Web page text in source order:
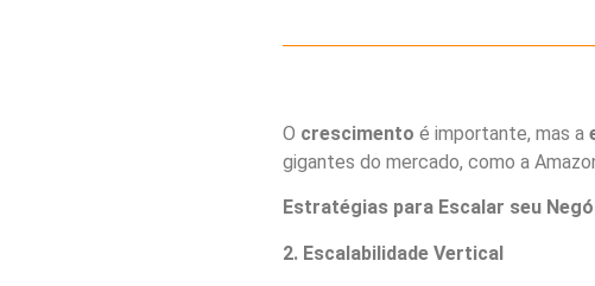
O crescimento é importante, mas a
gigantes do mercado, como a
Estratégias para Escalar seu
2. Escalabilidade Vertical